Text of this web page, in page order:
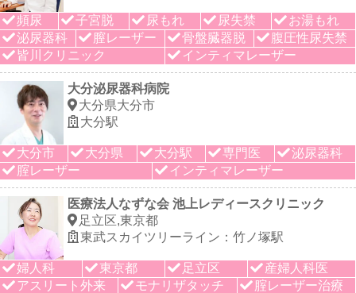
頻尿 子宮脱 尿もれ 尿失禁
お湯もれ
泌尿器科
膣レーザー 骨盤臓器脱
腹圧性尿失禁
皆川クリニック
インティマレーザー
大分泌尿器科病院
大分県大分市
大分駅
大分市 大分県 大分駅 専門医
泌尿器科
腟レーザー
インティマレーザー
医療法人なずな会 池上レディースクリニック
足立区,東京都
東武スカイツリーライン：竹ノ塚駅
婦人科 東京都 足立区
産婦人科医
アスリート外来
モナリザタッチ 腟レーザー治療